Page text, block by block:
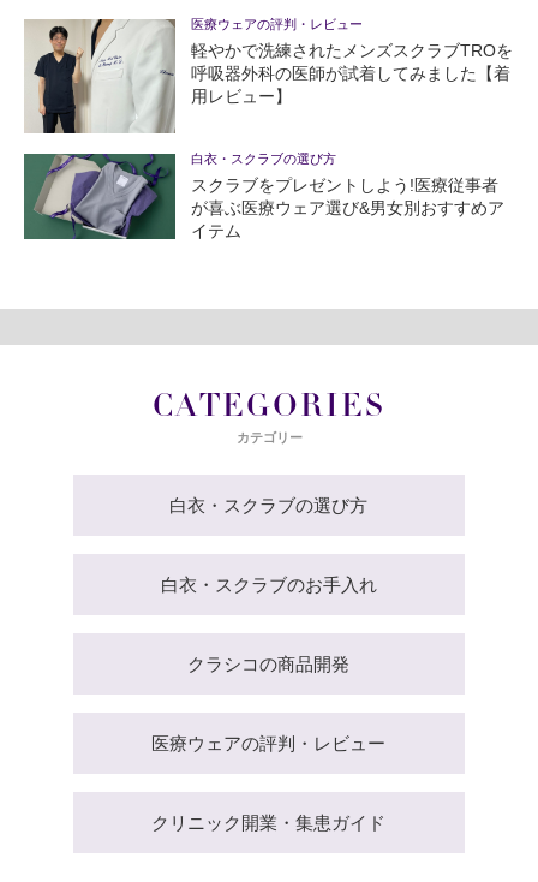
医療ウェアの評判・レビュー
軽やかで洗練されたメンズスクラブTROを
呼吸器外科の医師が試着してみました【着
用レビュー】
白衣・スクラブの選び方
スクラブをプレゼントしよう!医療従事者
が喜ぶ医療ウェア選び&男女別おすすめア
イテム
CATEGORIES
カテゴリー
白衣・スクラブの選び方
白衣・スクラブのお手入れ
クラシコの商品開発
医療ウェアの評判・レビュー
クリニック開業・集患ガイド